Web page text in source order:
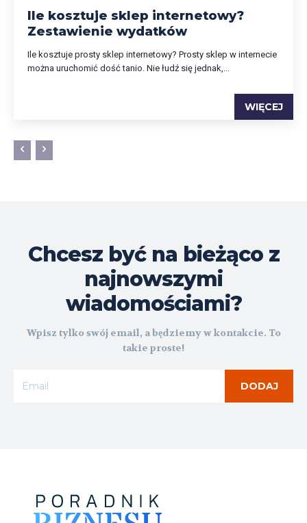
Ile kosztuje sklep internetowy?
Zestawienie wydatków
Ile kosztuje prosty sklep internetowy? Prosty sklep w internecie
można uruchomić dość tanio. Nie łudź się jednak,...
WIĘCEJ
Chcesz być na bieżąco z
najnowszymi
wiadomościami?
Wpisz tylko swój email, a będziemy w kontakcie. To
takie proste!
DODAJ